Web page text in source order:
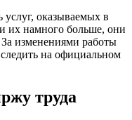
услуг, оказываемых в
их намного больше, они
изменениями работы
на официальном
труда